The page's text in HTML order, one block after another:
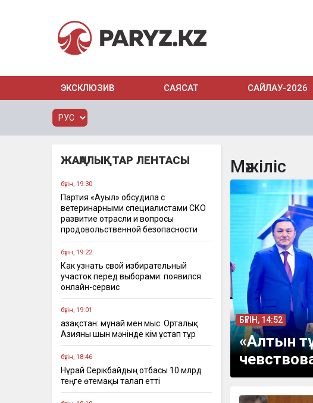
ЭКСКЛЮЗИВ САЯСАТ САЙЛАУ-2026
ЖАҢАЛЫҚТАР ЛЕНТАСЫ
бүгін, 19:30
Партия «Ауыл» обсудила с
ветеринарными специалистами СКО
развитие отрасли и вопросы
продовольственной безопасности
бүгін, 19:22
Как узнать свой избирательный
участок перед выборами: появился
онлайн-сервис
бүгін, 19:01
Қазақстан: мұнай мен мыс. Орталық
Азияны шын мәнінде кім ұстап тұр
бүгін, 18:46
Нұрай Серікбайдың отбасы 10 млрд
теңге өтемақы талап етті
Мәжіліс
БҮГІН, 14:52
«Алтын